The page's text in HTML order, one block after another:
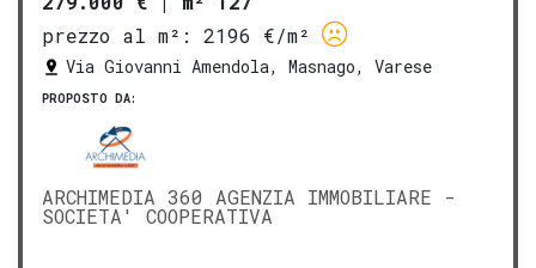
prezzo al m²:
2196 €/m²
Via Giovanni Amendola, Masnago, Varese
PROPOSTO DA:
ARCHIMEDIA 360 AGENZIA IMMOBILIARE -
SOCIETA' COOPERATIVA